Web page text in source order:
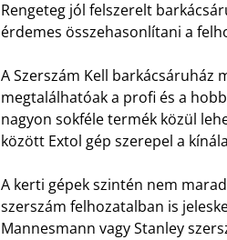
Rengeteg jól felszerelt
érdemes összehasonlítani a
A Szerszám Kell
megtalálhatóak a profi és a
nagyon sokféle termék közül
között Extol gép szerepel a
A kerti gépek szintén nem
szerszám felhozatalban is
Mannesmann vagy Stanley